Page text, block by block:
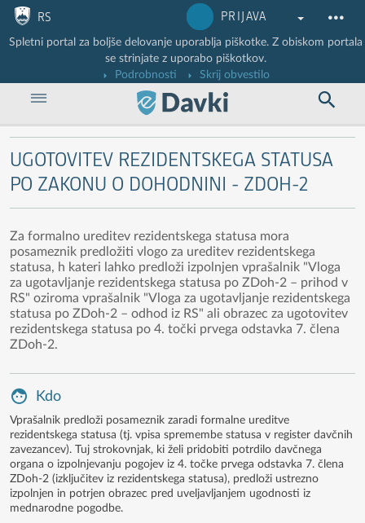
Nadaljuj na vsebino
Nadaljuj na vsebino zaprtega portala
RS PRIJAVA
Spletni portal za boljše delovanje uporablja piškotke. Z obiskom portala
se strinjate z uporabo piškotkov.
Podrobnosti
Skrij obvestilo
UGOTOVITEV REZIDENTSKEGA STATUSA
PO ZAKONU O DOHODNINI - ZDOH-2
Za formalno ureditev rezidentskega statusa mora
posameznik predložiti vlogo za ureditev rezidentskega
statusa, h kateri lahko predloži izpolnjen vprašalnik "Vloga
za ugotavljanje rezidentskega statusa po ZDoh-2 – prihod v
RS" oziroma vprašalnik "Vloga za ugotavljanje rezidentskega
statusa po ZDoh-2 – odhod iz RS" ali obrazec za ugotovitev
rezidentskega statusa po 4. točki prvega odstavka 7. člena
ZDoh-2.
Kdo
Vprašalnik predloži posameznik zaradi formalne ureditve
rezidentskega statusa (tj. vpisa spremembe statusa v register davčnih
zavezancev). Tuj strokovnjak, ki želi pridobiti potrdilo davčnega
organa o izpolnjevanju pogojev iz 4. točke prvega odstavka 7. člena
ZDoh-2 (izključitev iz rezidentskega statusa), predloži ustrezno
izpolnjen in potrjen obrazec pred uveljavljanjem ugodnosti iz
mednarodne pogodbe.